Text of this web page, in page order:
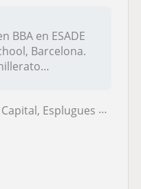
BBA en ESADE
Barcelona.
de Llobregat, Hospitalet de Llobregat, Sa...